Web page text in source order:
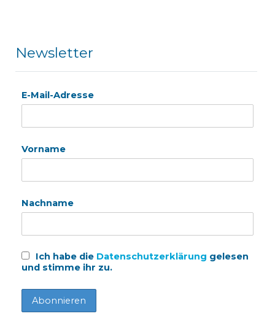
Newsletter
E-Mail-Adresse
Vorname
Nachname
Ich habe die Datenschutzerklärung gelesen
und stimme ihr zu.